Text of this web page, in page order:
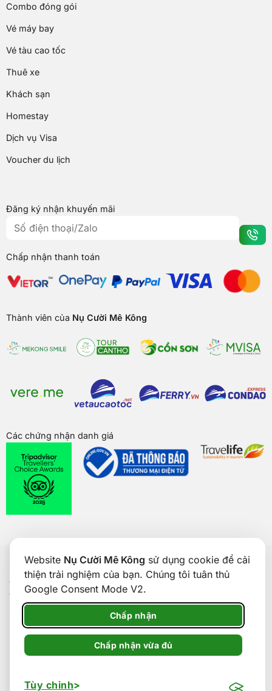
Website Nụ Cười Mê Kông sử dụng cookie để cải
thiện trải nghiệm của bạn. Chúng tôi tuân thủ
Google Consent Mode V2.
Chấp nhận
Chấp nhận vừa đủ
Tùy chỉnh
Combo đóng gói
Vé máy bay
Vé tàu cao tốc
Thuê xe
Khách sạn
Homestay
Dịch vụ Visa
Voucher du lịch
Đăng ký nhận khuyến mãi
Chấp nhận thanh toán
Thành viên của Nụ Cười Mê Kông
Các chứng nhận danh giá
Bản quyền của Nụ Cười Mê Kông® 2026. CÔNG TY CỔ PHẦN
THƯƠNG MẠI DU LỊCH NỤ CƯỜI MÊ KÔNG. GPDKKD: 1801511350
do sở KH & ĐT TP. Cần Thơ cấp ngày 24/01/2017. Số giấy phép kinh
doanh lữ hành Quốc tế: 92-018/2022/TCDL-GP LHQT. Địa chỉ: Số 5,
Đường Trần Văn Hoài, Phường Ninh Kiều, Thành phố Cần Thơ, Việt
Nam. Điện thoại: 0292 888 9989. Email: cskh@nucuoimekong.com.